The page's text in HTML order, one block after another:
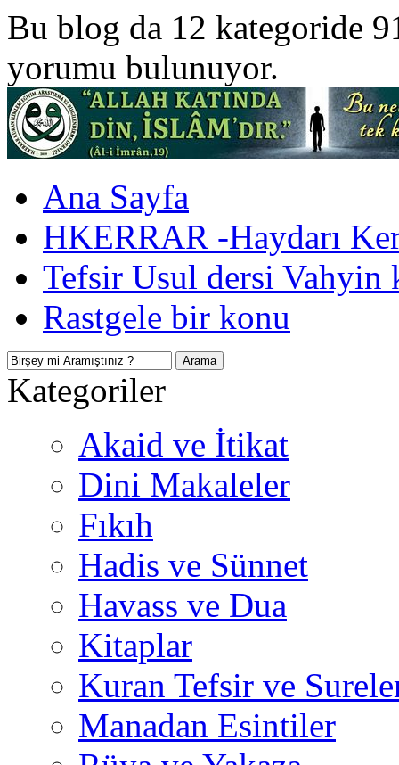
Bu blog da 12 kategoride
yorumu bulunuyor.
Ana Sayfa
HKERRAR -Haydarı
Tefsir Usul dersi Vahyin
Rastgele bir konu
Kategoriler
Akaid ve İtikat
Dini Makaleler
Fıkıh
Hadis ve Sünnet
Havass ve Dua
Kitaplar
Kuran Tefsir ve
Manadan Esintiler